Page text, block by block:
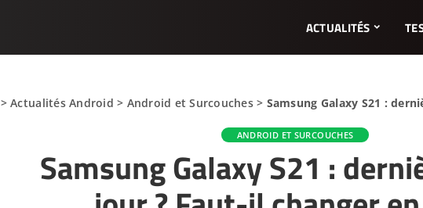
ACTUALITÉS
>Actualités Android > Android et Surcouches> Samsung Galaxy S21 :
ANDROID ET SURCOUCHES
Samsung Galaxy S21 :